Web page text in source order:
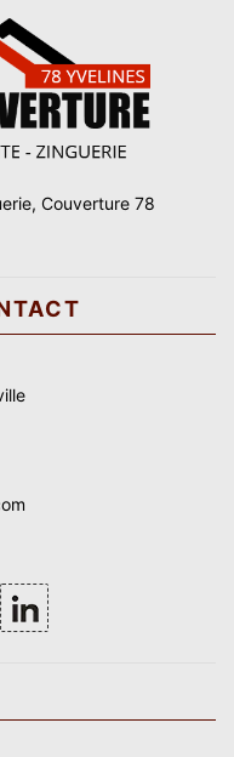
Couverture 78